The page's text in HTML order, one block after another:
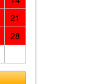
21
28